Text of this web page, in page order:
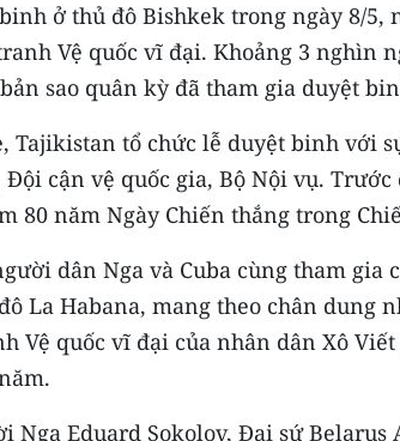
ở thủ đô Bishkek trong ngày 8/5,
Vệ quốc vĩ đại. Khoảng 3 nghìn
sao quân kỳ đã tham gia duyệt
Tajikistan tổ chức lễ duyệt binh với
cận vệ quốc gia, Bộ Nội vụ. Trước
80 năm Ngày Chiến thắng trong
dân Nga và Cuba cùng tham gia
La Habana, mang theo chân dung
Vệ quốc vĩ đại của nhân dân Xô
Nga Eduard Sokolov, Đại sứ